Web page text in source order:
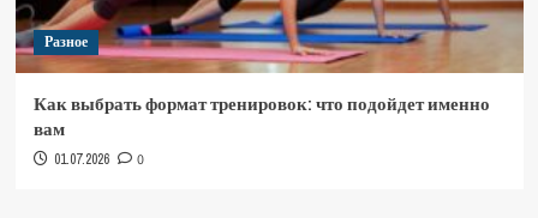
Разное
Как выбрать формат тренировок: что подойдет именно
вам
01.07.2026 0